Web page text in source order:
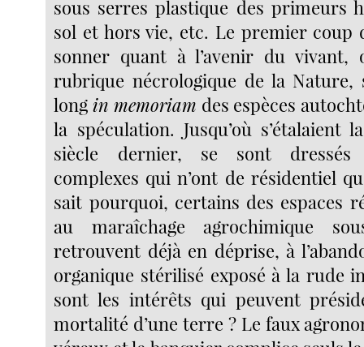
sous serres plastique des primeurs
sol et hors vie, etc. Le premier coup
sonner quant à l’avenir du vivant,
rubrique nécrologique de la Nature,
long in memoriam des espèces
la spéculation. Jusqu’où s’étalaient
siècle dernier, se sont dressés
complexes qui n’ont de résidentiel
sait pourquoi, certains des espaces
au maraîchage agrochimique
retrouvent déjà en déprise, à
organique stérilisé exposé à la rude
sont les intérêts qui peuvent
mortalité d’une terre ? Le faux